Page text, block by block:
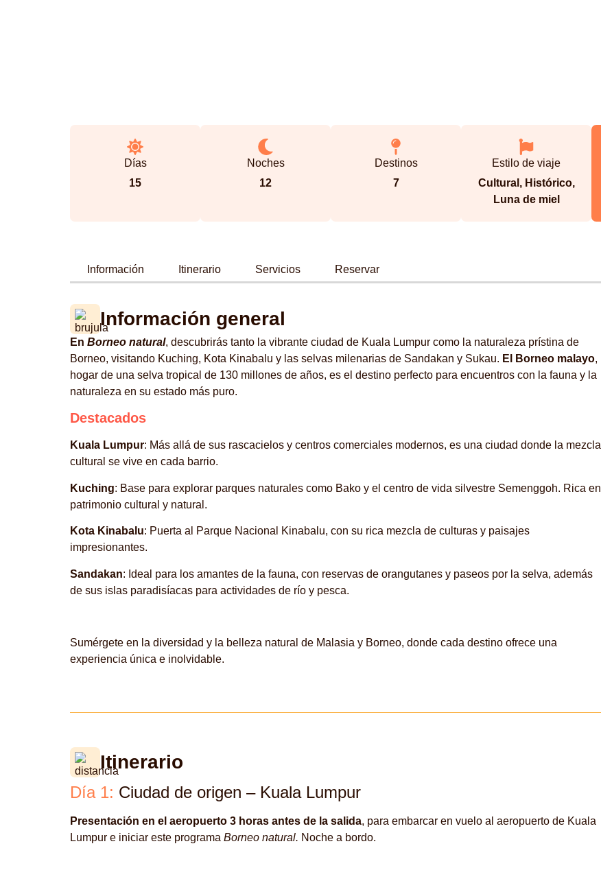
Días
15
Noches
12
Destinos
7
Estilo de viaje
Cultural , Histórico,
Luna de miel
Información Itinerario Servicios Reservar
Información general
En Borneo natural, descubrirás tanto la vibrante ciudad de Kuala Lumpur como la naturaleza prístina de
Borneo, visitando Kuching, Kota Kinabalu y las selvas milenarias de Sandakan y Sukau. El Borneo malayo,
hogar de una selva tropical de 130 millones de años, es el destino perfecto para encuentros con la fauna y la
naturaleza en su estado más puro.
Destacados
Kuala Lumpur: Más allá de sus rascacielos y centros comerciales modernos, es una ciudad donde la mezcla
cultural se vive en cada barrio.
Kuching: Base para explorar parques naturales como Bako y el centro de vida silvestre Semenggoh. Rica en
patrimonio cultural y natural.
Kota Kinabalu: Puerta al Parque Nacional Kinabalu, con su rica mezcla de culturas y paisajes
impresionantes.
Sandakan: Ideal para los amantes de la fauna, con reservas de orangutanes y paseos por la selva, además
de sus islas paradisíacas para actividades de río y pesca.
Sumérgete en la diversidad y la belleza natural de Malasia y Borneo, donde cada destino ofrece una
experiencia única e inolvidable.
Itinerario
Día 1: Ciudad de origen – Kuala Lumpur
Presentación en el aeropuerto 3 horas antes de la salida, para embarcar en vuelo al aeropuerto de Kuala
Lumpur e iniciar este programa Borneo natural. Noche a bordo.